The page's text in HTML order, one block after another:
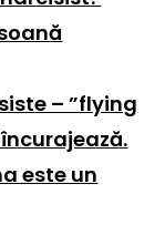
– ”flying
este un